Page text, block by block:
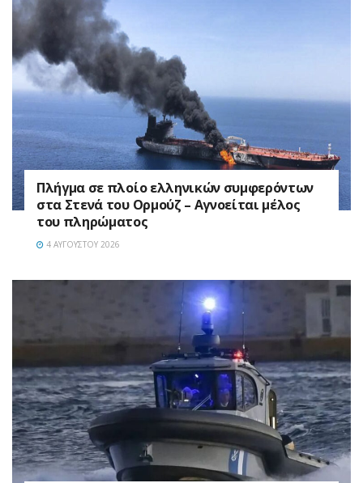
Πλήγμα σε πλοίο ελληνικών συμφερόντων
στα Στενά του Ορμούζ – Αγνοείται μέλος
του πληρώματος
4 ΑΥΓΟΎΣΤΟΥ 2026